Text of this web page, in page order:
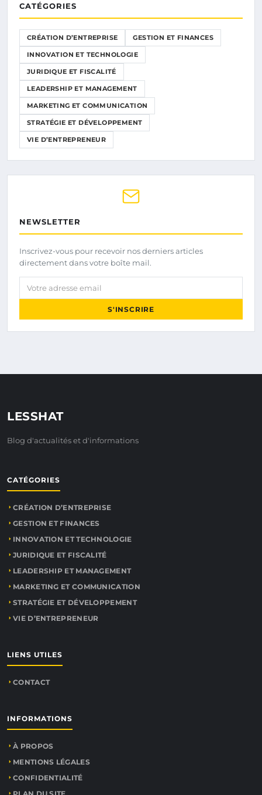
CATÉGORIES
CRÉATION D’ENTREPRISE GESTION ET FINANCES
INNOVATION ET TECHNOLOGIE
JURIDIQUE ET FISCALITÉ
LEADERSHIP ET MANAGEMENT
MARKETING ET COMMUNICATION
STRATÉGIE ET DÉVELOPPEMENT
VIE D’ENTREPRENEUR
NEWSLETTER
Inscrivez-vous pour recevoir nos derniers articles
directement dans votre boîte mail.
Votre adresse email
S'INSCRIRE
LESSHAT
Blog d'actualités et d'informations
CATÉGORIES
CRÉATION D’ENTREPRISE
GESTION ET FINANCES
INNOVATION ET TECHNOLOGIE
JURIDIQUE ET FISCALITÉ
LEADERSHIP ET MANAGEMENT
MARKETING ET COMMUNICATION
STRATÉGIE ET DÉVELOPPEMENT
VIE D’ENTREPRENEUR
LIENS UTILES
CONTACT
INFORMATIONS
À PROPOS
MENTIONS LÉGALES
CONFIDENTIALITÉ